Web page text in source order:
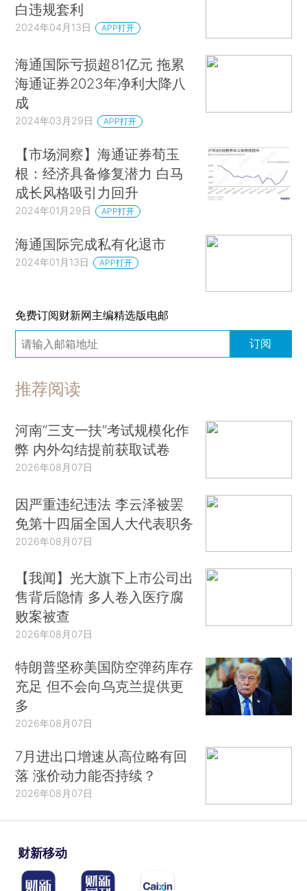
白违规套利
2024年04月13日 APP打开
海通国际亏损超81亿元 拖累
海通证券2023年净利大降八
成
2024年03月29日 APP打开
【市场洞察】海通证券荀玉
根：经济具备修复潜力 白马
成长风格吸引力回升
2024年01月29日 APP打开
海通国际完成私有化退市
2024年01月13日 APP打开
免费订阅财新网主编精选版电邮
订阅
推荐阅读
河南“三支一扶”考试规模化作
弊 内外勾结提前获取试卷
2026年08月07日
因严重违纪违法 李云泽被罢
免第十四届全国人大代表职务
2026年08月07日
【我闻】光大旗下上市公司出
售背后隐情 多人卷入医疗腐
败案被查
2026年08月07日
特朗普坚称美国防空弹药库存
充足 但不会向乌克兰提供更
多
2026年08月07日
7月进出口增速从高位略有回
落 涨价动力能否持续？
2026年08月07日
财新移动